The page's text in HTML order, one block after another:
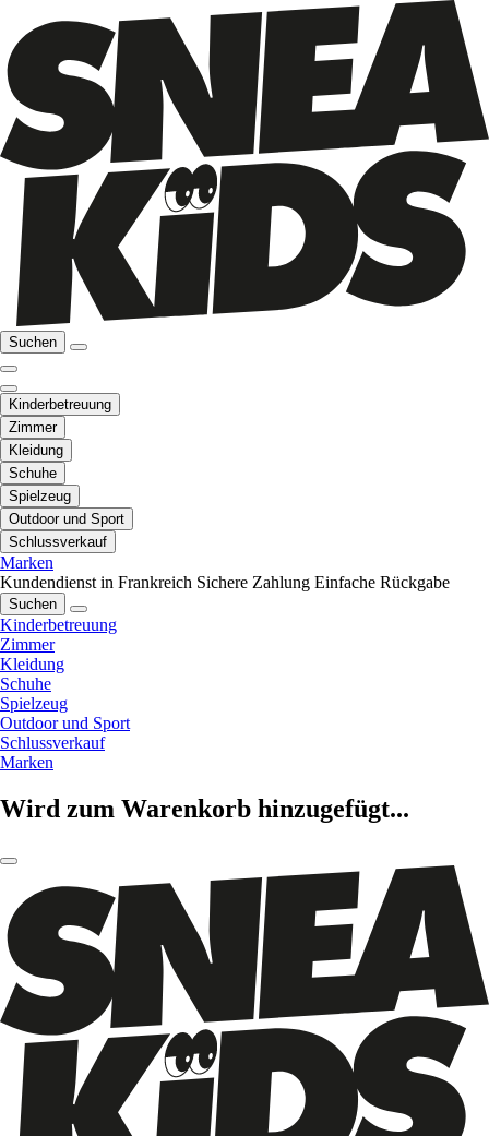
Suchen
Kinderbetreuung
Zimmer
Kleidung
Schuhe
Spielzeug
Outdoor und Sport
Schlussverkauf
Marken
Kundendienst in Frankreich Sichere Zahlung Einfache Rückgabe
Suchen
Kinderbetreuung
Zimmer
Kleidung
Schuhe
Spielzeug
Outdoor und Sport
Schlussverkauf
Marken
Wird zum Warenkorb hinzugefügt...